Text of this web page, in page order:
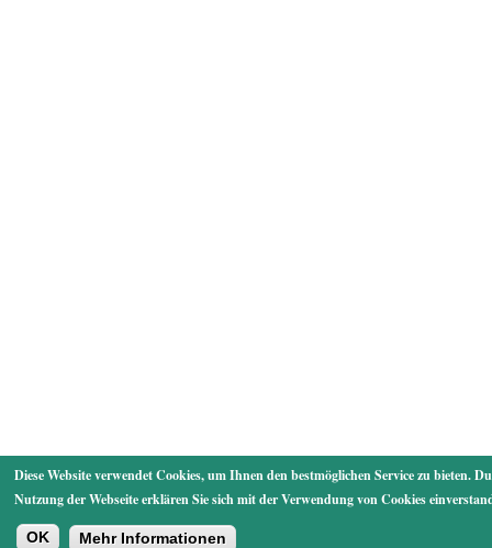
Diese Website verwendet Cookies, um Ihnen den bestmöglichen Service zu bieten.
Nutzung der Webseite erklären Sie sich mit der Verwendung von Cookies
OK Mehr Informationen